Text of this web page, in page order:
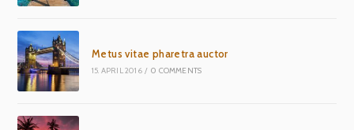
Metus vitae pharetra auctor
15. APRIL 2016 / 0 COMMENTS